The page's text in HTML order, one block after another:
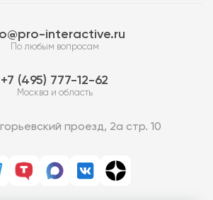
interactive.ru
По любым вопросам
7 (495) 777-12-62
Москва и область
проезд, 2а стр. 10